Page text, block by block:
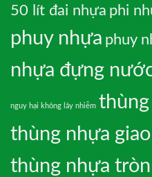
50 lít đai nhựa phi
phuy nhựa phuy
nhựa đựng
nguy hại không lây nhiễm
thùng nhựa
thùng nhựa